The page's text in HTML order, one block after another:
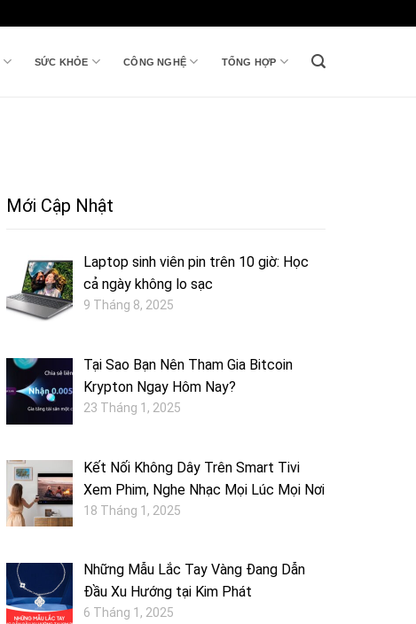
SỨC KHỎE CÔNG NGHỆ TỔNG HỢP
Mới Cập Nhật
Laptop sinh viên pin trên 10 giờ: Học
cả ngày không lo sạc
9 Tháng 8, 2025
Tại Sao Bạn Nên Tham Gia Bitcoin
Krypton Ngay Hôm Nay?
23 Tháng 1, 2025
Kết Nối Không Dây Trên Smart Tivi
Xem Phim, Nghe Nhạc Mọi Lúc Mọi Nơi
18 Tháng 1, 2025
Những Mẫu Lắc Tay Vàng Đang Dẫn
Đầu Xu Hướng tại Kim Phát
6 Tháng 1, 2025